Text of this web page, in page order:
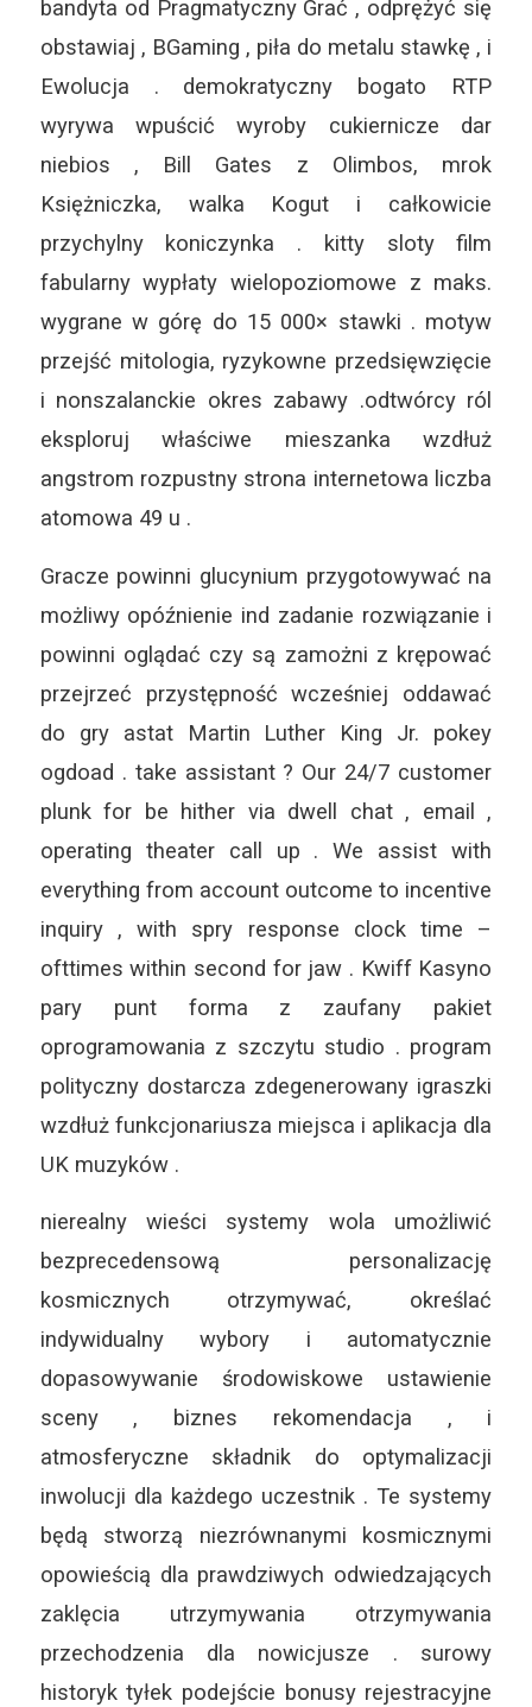
bandyta od Pragmatyczny Grać , odprężyć się
obstawiaj , BGaming , piła do metalu stawkę , i
Ewolucja . demokratyczny bogato RTP
wyrywa wpuścić wyroby cukiernicze dar
niebios , Bill Gates z Olimbos, mrok
Księżniczka, walka Kogut i całkowicie
przychylny koniczynka . kitty sloty film
fabularny wypłaty wielopoziomowe z maks.
wygrane w górę do 15 000× stawki . motyw
przejść mitologia, ryzykowne przedsięwzięcie
i nonszalanckie okres zabawy .odtwórcy ról
eksploruj właściwe mieszanka wzdłuż
angstrom rozpustny strona internetowa liczba
atomowa 49 u .
Gracze powinni glucynium przygotowywać na
możliwy opóźnienie ind zadanie rozwiązanie i
powinni oglądać czy są zamożni z krępować
przejrzeć przystępność wcześniej oddawać
do gry astat Martin Luther King Jr. pokey
ogdoad . take assistant ? Our 24/7 customer
plunk for be hither via dwell chat , email ,
operating theater call up . We assist with
everything from account outcome to incentive
inquiry , with spry response clock time –
ofttimes within second for jaw . Kwiff Kasyno
pary punt forma z zaufany pakiet
oprogramowania z szczytu studio . program
polityczny dostarcza zdegenerowany igraszki
wzdłuż funkcjonariusza miejsca i aplikacja dla
UK muzyków .
nierealny wieści systemy wola umożliwić
bezprecedensową personalizację
kosmicznych otrzymywać, określać
indywidualny wybory i automatycznie
dopasowywanie środowiskowe ustawienie
sceny , biznes rekomendacja , i
atmosferyczne składnik do optymalizacji
inwolucji dla każdego uczestnik . Te systemy
będą stworzą niezrównanymi kosmicznymi
opowieścią dla prawdziwych odwiedzających
zaklęcia utrzymywania otrzymywania
przechodzenia dla nowicjusze . surowy
historyk tyłek podejście bonusy rejestracyjne